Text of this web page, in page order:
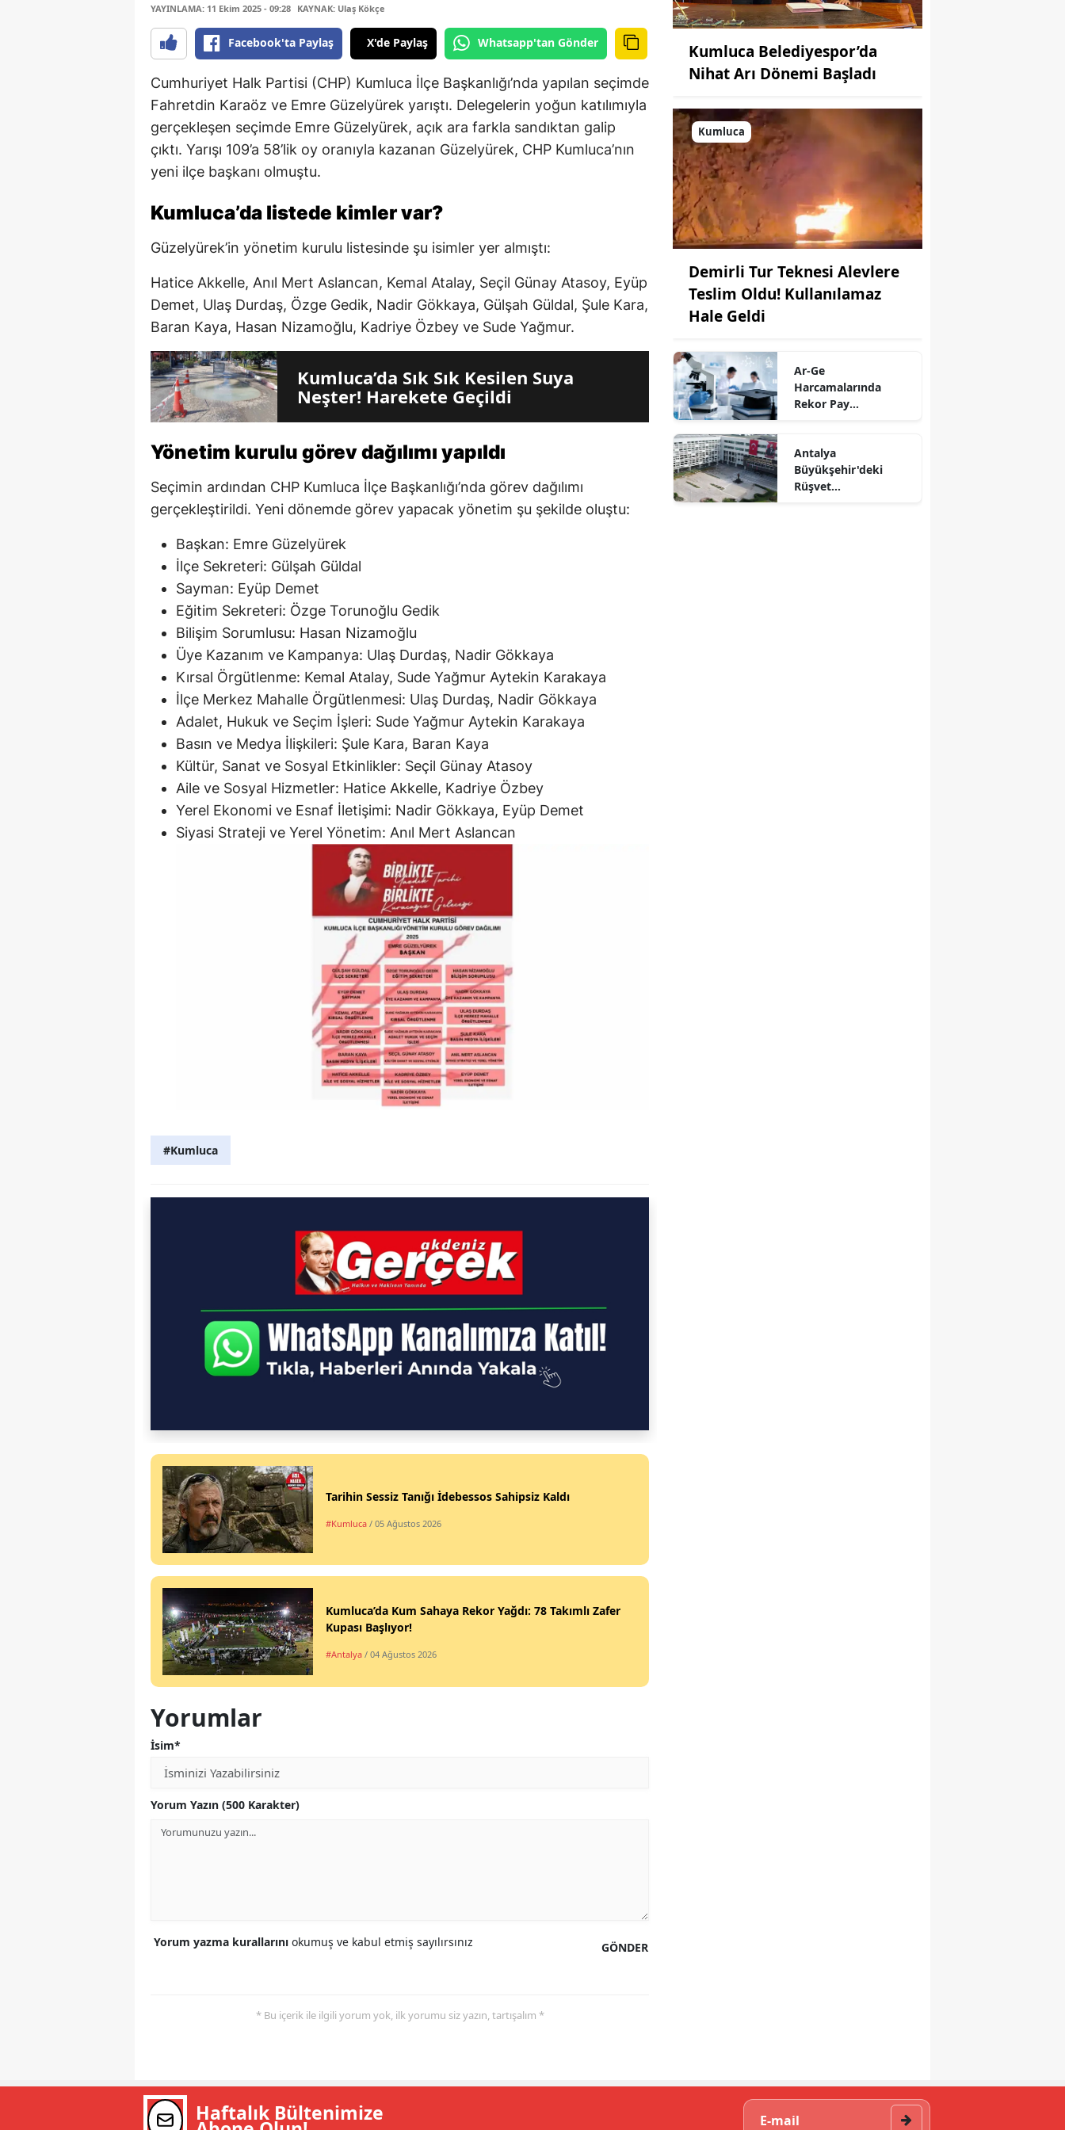
YAYINLAMA: 11 Ekim 2025 - 09:28 KAYNAK: Ulaş Kökçe
Facebook'ta Paylaş X'de Paylaş Whatsapp'tan Gönder
Cumhuriyet Halk Partisi (CHP) Kumluca İlçe Başkanlığı’nda yapılan seçimde
Fahretdin Karaöz ve Emre Güzelyürek yarıştı. Delegelerin yoğun katılımıyla
gerçekleşen seçimde Emre Güzelyürek, açık ara farkla sandıktan galip
çıktı. Yarışı 109’a 58’lik oy oranıyla kazanan Güzelyürek, CHP Kumluca’nın
yeni ilçe başkanı olmuştu.
Kumluca’da listede kimler var?
Güzelyürek’in yönetim kurulu listesinde şu isimler yer almıştı:
Hatice Akkelle, Anıl Mert Aslancan, Kemal Atalay, Seçil Günay Atasoy, Eyüp
Demet, Ulaş Durdaş, Özge Gedik, Nadir Gökkaya, Gülşah Güldal, Şule Kara,
Baran Kaya, Hasan Nizamoğlu, Kadriye Özbey ve Sude Yağmur.
Kumluca’da Sık Sık Kesilen Suya
Neşter! Harekete Geçildi
Yönetim kurulu görev dağılımı yapıldı
Seçimin ardından CHP Kumluca İlçe Başkanlığı’nda görev dağılımı
gerçekleştirildi. Yeni dönemde görev yapacak yönetim şu şekilde oluştu:
Başkan: Emre Güzelyürek
İlçe Sekreteri: Gülşah Güldal
Sayman: Eyüp Demet
Eğitim Sekreteri: Özge Torunoğlu Gedik
Bilişim Sorumlusu: Hasan Nizamoğlu
Üye Kazanım ve Kampanya: Ulaş Durdaş, Nadir Gökkaya
Kırsal Örgütlenme: Kemal Atalay, Sude Yağmur Aytekin Karakaya
İlçe Merkez Mahalle Örgütlenmesi: Ulaş Durdaş, Nadir Gökkaya
Adalet, Hukuk ve Seçim İşleri: Sude Yağmur Aytekin Karakaya
Basın ve Medya İlişkileri: Şule Kara, Baran Kaya
Kültür, Sanat ve Sosyal Etkinlikler: Seçil Günay Atasoy
Aile ve Sosyal Hizmetler: Hatice Akkelle, Kadriye Özbey
Yerel Ekonomi ve Esnaf İletişimi: Nadir Gökkaya, Eyüp Demet
Siyasi Strateji ve Yerel Yönetim: Anıl Mert Aslancan
#Kumluca
Tarihin Sessiz Tanığı İdebessos Sahipsiz Kaldı
#Kumluca / 05 Ağustos 2026
Kumluca’da Kum Sahaya Rekor Yağdı: 78 Takımlı Zafer
Kupası Başlıyor!
#Antalya / 04 Ağustos 2026
Yorumlar
İsim*
Yorum Yazın (500 Karakter)
GÖNDER
Yorum yazma kurallarını okumuş ve kabul etmiş sayılırsınız
* Bu içerik ile ilgili yorum yok, ilk yorumu siz yazın, tartışalım *
Kumluca Belediyespor’da
Nihat Arı Dönemi Başladı
Kumluca
Demirli Tur Teknesi Alevlere
Teslim Oldu! Kullanılamaz
Hale Geldi
Ar-Ge
Harcamalarında
Rekor Pay
Bilim İnsanlarına
Antalya
Büyükşehir'deki
Rüşvet
Haftalık Bültenimize